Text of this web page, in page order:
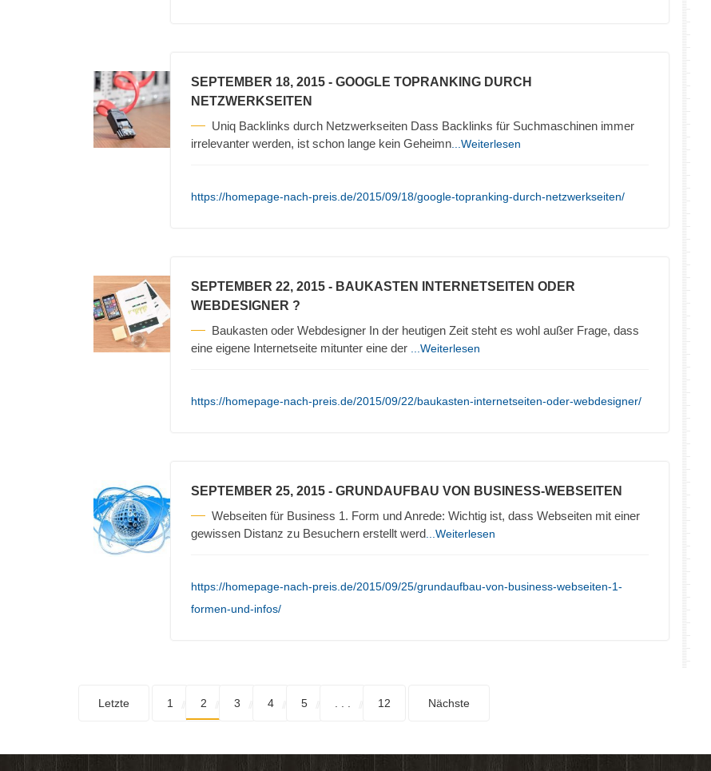
SEPTEMBER 18, 2015 - GOOGLE TOPRANKING DURCH
NETZWERKSEITEN
Uniq Backlinks durch Netzwerkseiten Dass Backlinks für Suchmaschinen immer
irrelevanter werden, ist schon lange kein Geheimn ...Weiterlesen
https://homepage-nach-preis.de/2015/09/18/google-topranking-durch-netzwerkseiten/
SEPTEMBER 22, 2015 - BAUKASTEN INTERNETSEITEN ODER
WEBDESIGNER ?
Baukasten oder Webdesigner In der heutigen Zeit steht es wohl außer Frage, dass
eine eigene Internetseite mitunter eine der
...Weiterlesen
https://homepage-nach-preis.de/2015/09/22/baukasten-internetseiten-oder-webdesigner/
SEPTEMBER 25, 2015 - GRUNDAUFBAU VON BUSINESS-WEBSEITEN
Webseiten für Business 1. Form und Anrede: Wichtig ist, dass Webseiten mit einer
gewissen Distanz zu Besuchern erstellt werd ...Weiterlesen
https://homepage-nach-preis.de/2015/09/25/grundaufbau-von-business-webseiten-1-
formen-und-infos/
Letzte 1 2 3 4 5 12 Nächste